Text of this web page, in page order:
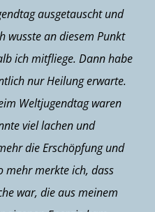
ausgetauscht und
wusste an diesem Punkt
ich mitfliege. Dann habe
nur Heilung erwarte.
Weltjugendtag waren
viel lachen und
die Erschöpfung und
mehr merkte ich, dass
war, die aus meinem